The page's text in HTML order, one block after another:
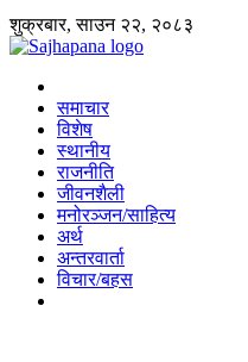
शुक्रबार, साउन २२, २०८३
समाचार
विशेष
स्थानीय
राजनीति
जीवनशैली
मनोरञ्जन/साहित्य
अर्थ
अन्तरवार्ता
विचार/बहस